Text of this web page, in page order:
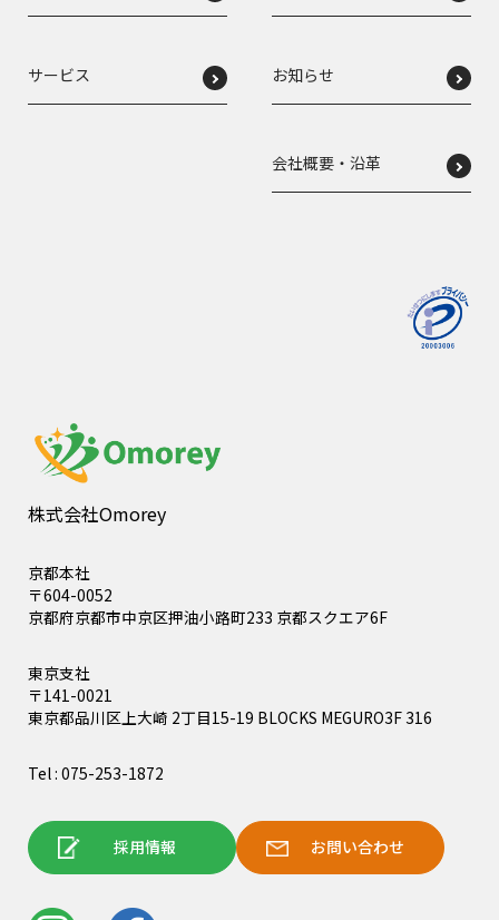
株式会社Omorey
京都本社
〒604-0052
京都府京都市中京区押油小路町233 京都スクエア6F
東京支社
〒141-0021
東京都品川区上大崎 2丁目15-19 BLOCKS MEGURO3F 316
Tel : 075-253-1872
採用情報 お問い合わせ
サービス お知らせ
会社概要・沿革